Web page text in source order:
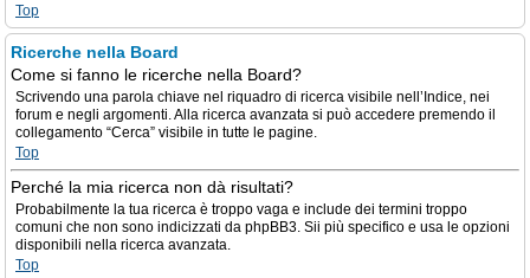
Top
Ricerche nella Board
Come si fanno le ricerche nella Board?
Scrivendo una parola chiave nel riquadro di ricerca visibile nell’Indice, nei
forum e negli argomenti. Alla ricerca avanzata si può accedere premendo il
collegamento “Cerca” visibile in tutte le pagine.
Top
Perché la mia ricerca non dà risultati?
Probabilmente la tua ricerca è troppo vaga e include dei termini troppo
comuni che non sono indicizzati da phpBB3. Sii più specifico e usa le opzioni
disponibili nella ricerca avanzata.
Top